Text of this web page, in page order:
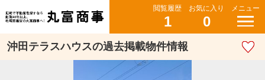
閲覧履歴
1
お気に入り
0
メニュー
沖田テラスハウスの過去掲載物件情報